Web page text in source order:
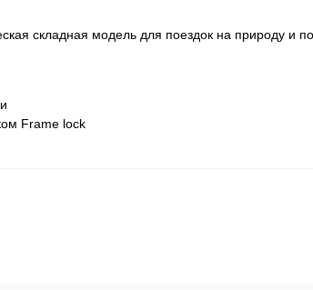
складная модель для поездок на природу и
Frame lock